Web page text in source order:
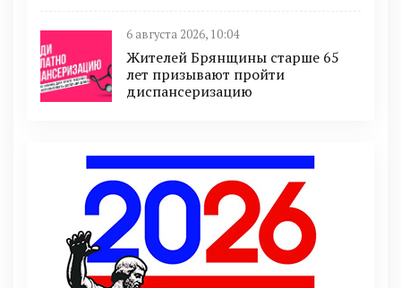
6 августа 2026, 10:04
Жителей Брянщины старше 65
лет призывают пройти
диспансеризацию